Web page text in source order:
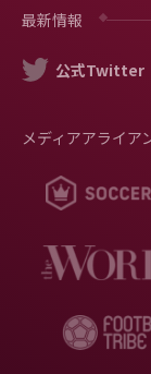
最新情報
公式Twitter
メディアアライア